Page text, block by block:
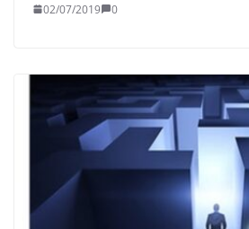
02/07/2019 0